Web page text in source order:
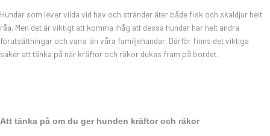
Hundar som lever vilda vid hav och stränder äter både fisk och skaldjur helt
råa. Men det är viktigt att komma ihåg att dessa hundar har helt andra
förutsättningar och vana än våra familjehundar. Därför finns det viktiga
saker att tänka på när kräftor och räkor dukas fram på bordet.
Att tänka på om du ger hunden kräftor och räkor